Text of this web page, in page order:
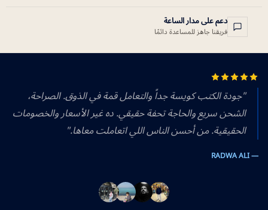
دعم على مدار الساعة
فريقنا جاهز للمساعدة دائمًا
"جودة الكتب كويسة جداً والتعامل قمة في الذوق. الصراحة،
الشحن سريع والحاجة تحفة حقيقي. ده غير الأسعار والخصومات
الحقيقية. من أحسن الناس اللي اتعاملت معاها."
— RADWA ALI